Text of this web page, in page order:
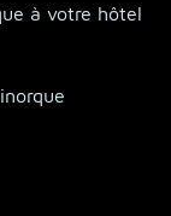
à votre hôtel